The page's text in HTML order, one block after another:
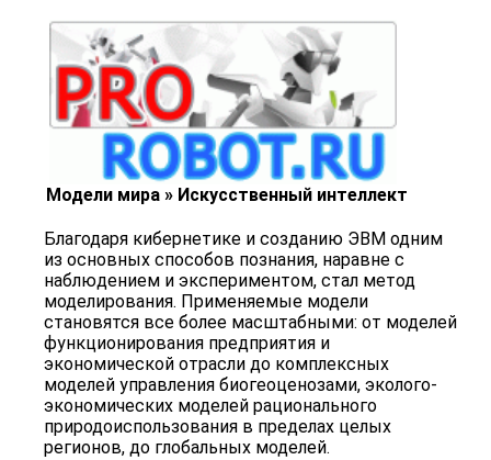
Модели мира » Искусственный интеллект
Благодаря кибернетике и созданию ЭВМ одним
из основных способов познания, наравне с
наблюдением и экспериментом, стал метод
моделирования. Применяемые модели
становятся все более масштабными: от моделей
функционирования предприятия и
экономической отрасли до комплексных
моделей управления биогеоценозами, эколого-
экономических моделей рационального
природоиспользования в пределах целых
регионов, до глобальных моделей.